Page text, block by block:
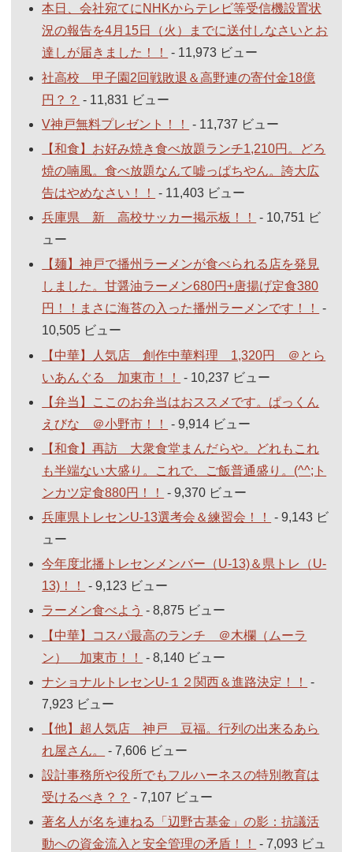
本日、会社宛てにNHKからテレビ等受信機設置状
況の報告を4月15日（火）までに送付しなさいとお
達しが届きました！！
- 11,973 ビュー
社高校 甲子園2回戦敗退＆高野連の寄付金18億
円？？ - 11,831 ビュー
V神戸無料プレゼント！！
- 11,737 ビュー
【和食】お好み焼き食べ放題ランチ1,210円。どろ
焼の喃風。食べ放題なんて嘘っぱちやん。誇大広
告はやめなさい！！
- 11,403 ビュー
兵庫県 新 高校サッカー掲示板！！
- 10,751 ビ
ュー
【麺】神戸で播州ラーメンが食べられる店を発見
しました。甘醤油ラーメン680円+唐揚げ定食380
円！！まさに海苔の入った播州ラーメンです！！
-
10,505 ビュー
【中華】人気店 創作中華料理 1,320円 ＠とら
いあんぐる 加東市！！
- 10,237 ビュー
【弁当】ここのお弁当はおススメです。ぱっくん
えびな ＠小野市！！
- 9,914 ビュー
【和食】再訪 大衆食堂まんだらや。どれもこれ
も半端ない大盛り。これで、ご飯普通盛り。(^^;ト
ンカツ定食880円！！
- 9,370 ビュー
兵庫県トレセンU-13選考会＆練習会！！
- 9,143 ビ
ュー
今年度北播トレセンメンバー（U-13)＆県トレ（U-
13)！！
- 9,123 ビュー
ラーメン食べよう - 8,875 ビュー
【中華】コスパ最高のランチ ＠木欄（ムーラ
ン） 加東市！！
- 8,140 ビュー
ナショナルトレセンU-１２関西＆進路決定！！
-
7,923 ビュー
【他】超人気店 神戸 豆福。行列の出来るあら
れ屋さん。
- 7,606 ビュー
設計事務所や役所でもフルハーネスの特別教育は
受けるべき？？ - 7,107 ビュー
著名人が名を連ねる「辺野古基金」の影：抗議活
動への資金流入と安全管理の矛盾！！
- 7,093 ビュ